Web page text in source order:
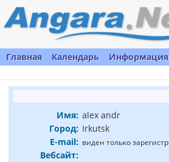
Главная Календарь Информация
Имя: alex andr
Город: Irkutsk
E-mail: виден только
Вебсайт: